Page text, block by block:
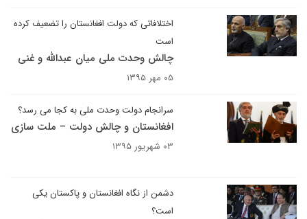
اختلافاتی که دولت افغانستان را تضعیف کرده
است
چالش وحدت ملی میان عبدالله و غنی
۰۵ مهر ۱۳۹۵
سرانجام دولت وحدت ملی به کجا می رسد؟
افغانستان و چالش دولت – ملت سازی
۰۳ شهریور ۱۳۹۵
دشمن از نگاه افغانستان و پاکستان یکی
است؟